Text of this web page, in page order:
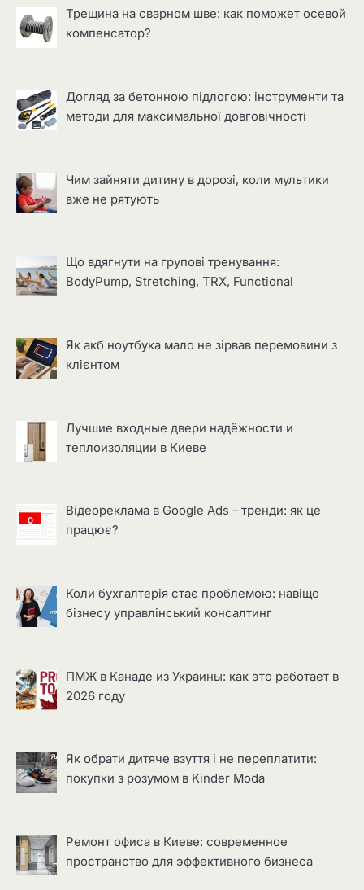
Трещина на сварном шве: как поможет осевой
компенсатор?
Догляд за бетонною підлогою: інструменти та
методи для максимальної довговічності
Чим зайняти дитину в дорозі, коли мультики
вже не рятують
Що вдягнути на групові тренування:
BodyPump, Stretching, TRX, Functional
Як акб ноутбука мало не зірвав перемовини з
клієнтом
Лучшие входные двери надёжности и
теплоизоляции в Киеве
Відеореклама в Google Ads – тренди: як це
працює?
Коли бухгалтерія стає проблемою: навіщо
бізнесу управлінський консалтинг
ПМЖ в Канаде из Украины: как это работает в
2026 году
Як обрати дитяче взуття і не переплатити:
покупки з розумом в Kinder Moda
Ремонт офиса в Киеве: современное
пространство для эффективного бизнеса